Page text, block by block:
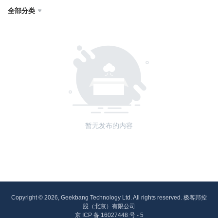
全部分类 
暂无发布的内容
Copyright © 2026, Geekbang Technology Ltd. All rights reserved. 极客邦控
股（北京）有限公司
京 ICP 备 16027448 号 - 5